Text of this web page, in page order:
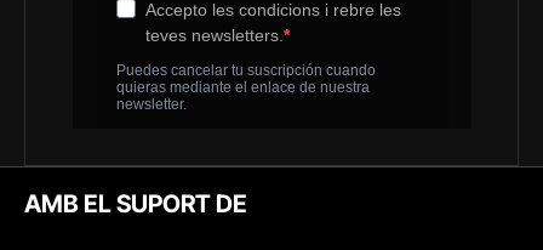
AMB EL SUPORT DE